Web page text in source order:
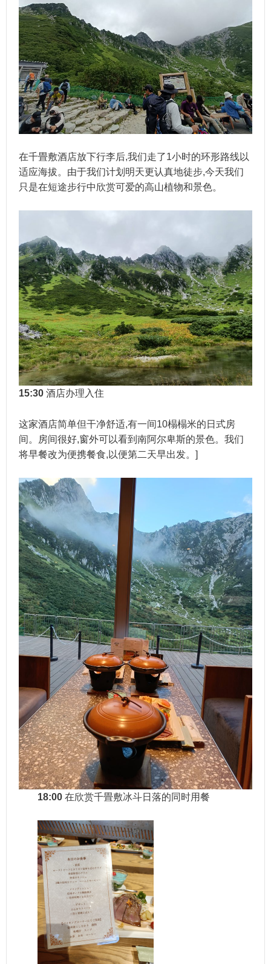
在千畳敷酒店放下行李后,我们走了1小时的环形路线以
适应海拔。由于我们计划明天更认真地徒步,今天我们
只是在短途步行中欣赏可爱的高山植物和景色。
15:30 酒店办理入住
这家酒店简单但干净舒适,有一间10榻榻米的日式房
间。房间很好,窗外可以看到南阿尔卑斯的景色。我们
将早餐改为便携餐食,以便第二天早出发。]
18:00在欣赏千畳敷冰斗日落的同时用餐